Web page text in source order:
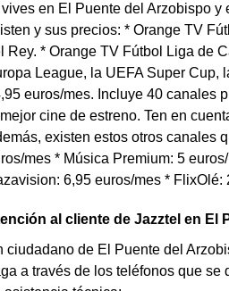
en El Puente del Arzobispo y
y sus precios: * Orange TV
Rey. * Orange TV Fútbol Liga de
League, la UEFA Super Cup,
euros/mes. Incluye 40 canales
cine de estreno. Ten en
existen estos otros canales
mes * Música Premium: 5
6,95 euros/mes * FlixOlé:
al cliente de Jazztel en El
ciudadano de El Puente del
a través de los teléfonos que